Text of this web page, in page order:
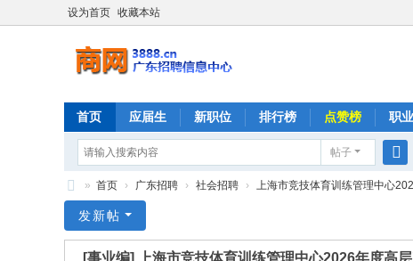
设为首页 收藏本站
首页 应届生 新职位 排行榜 点赞榜 职
帖子
搜
网
» 首页 › 广东招聘 › 社会招聘 › 上海市竞技体育训练管理中心
发新帖
[事业编] 上海市竞技体育训练管理中心2026年度高